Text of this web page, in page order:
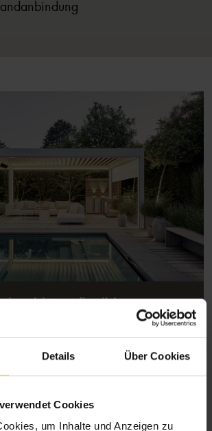
Details Über Cookies
Cookies
um Inhalte und Anzeigen zu
bieten flexiblen
und schaffen eine